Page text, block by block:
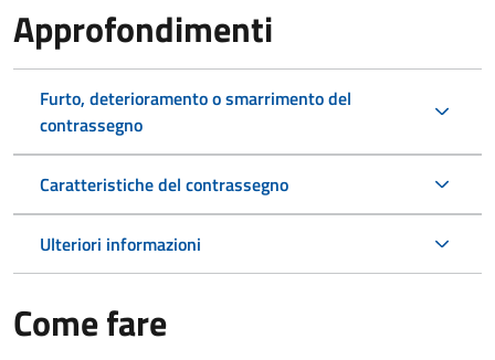
Approfondimenti
Furto, deterioramento o smarrimento del
contrassegno
Caratteristiche del contrassegno
Ulteriori informazioni
Come fare